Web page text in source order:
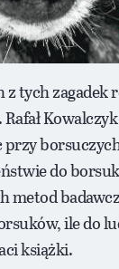
tych zagadek
do
metod
ile do
książki.